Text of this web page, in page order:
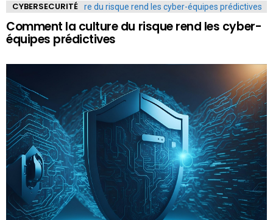
CYBERSECURITÉ
Comment la culture du risque rend les cyber-
équipes prédictives